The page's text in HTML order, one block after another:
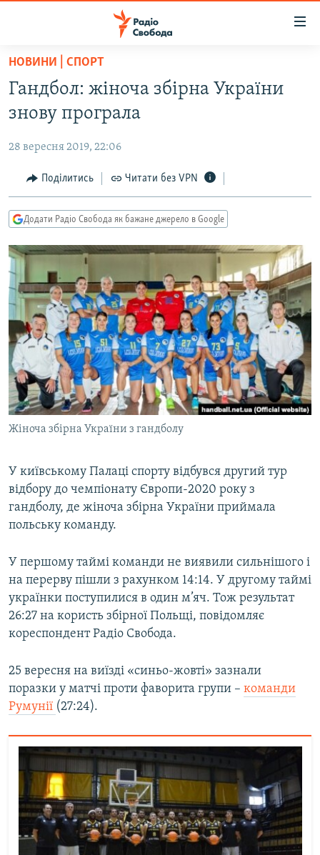
Перейти
основного
матеріалу
Перейти
до
навігації
Перейти
до
РАДІО СВОБОДА – 70 РОКІВ
ВСЕ ЗА ДОБУ
СТАТТІ
ПОЛІТИКА
ЕКОНОМІКА
КУЛЬТУРА
СПОРТ
УКРАЇНА
СВІТ
ВІЙНА
РОСІЙСЬКА «ФІЛЬТРАЦІЯ»
КРИМ.РЕАЛІЇ
ТИ ЯК?
СХЕМИ
КИТАЙ.ВИКЛИКИ
МУЛЬТИМЕДІА
ФОТО
СПЕЦПРОЄКТИ
ПОДКАСТИ
РУС
УКР
КТАТ
ДОЛУЧАЙСЯ!
НОВИНИ | СПОРТ
Гандбол: жіноча збірна України
знову програла
28 вересня 2019, 22:06
Поділитись Читати без VPN
Додати Радіо Свобода як бажане джерело в Google
Жіноча збірна України з гандболу
У київському Палаці спорту відбувся другий тур
відбору до чемпіонату Європи-2020 року з
гандболу, де жіноча збірна України приймала
польську команду.
У першому таймі команди не виявили сильнішого і
на перерву пішли з рахунком 14:14. У другому таймі
українки поступилися в один м’яч. Тож результат
26:27 на користь збірної Польщі, повідомляє
кореспондент Радіо Свобода.
25 вересня на виїзді «синьо-жовті» зазнали
поразки у матчі проти фаворита групи – команди
Румунії (27:24).